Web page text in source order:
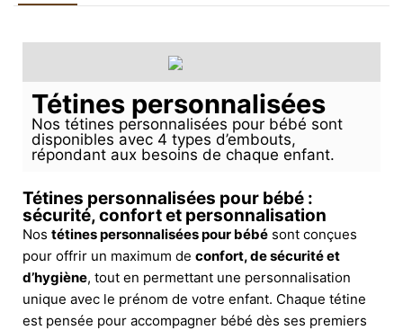
Tétines personnalisées
Nos tétines personnalisées pour bébé sont
disponibles avec 4 types d’embouts,
répondant aux besoins de chaque enfant.
Tétines personnalisées pour bébé :
sécurité, confort et personnalisation
Nos tétines personnalisées pour bébé sont conçues
pour offrir un maximum de confort, de sécurité et
d’hygiène, tout en permettant une personnalisation
unique avec le prénom de votre enfant. Chaque tétine
est pensée pour accompagner bébé dès ses premiers